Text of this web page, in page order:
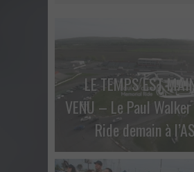
LE TEMPS EST
VENU – Le Paul
Ride demain à